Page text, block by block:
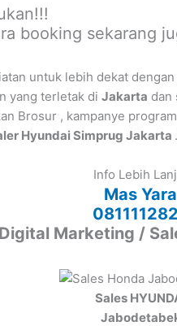
booking sekarang
untuk lebih dekat
yang terletak diJakarta dan
Brosur , kampanye
Hyundai Simprug Jakarta
Info Lebih
Mas Yara
Digital Marketing /
Sales